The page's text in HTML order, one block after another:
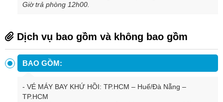
Giờ trả phòng 12h00.
Dịch vụ bao gồm và không bao gồm
BAO GỒM:
- VÉ MÁY BAY KHỨ HỒI: TP.HCM – Huế/Đà Nẵng –
TP.HCM